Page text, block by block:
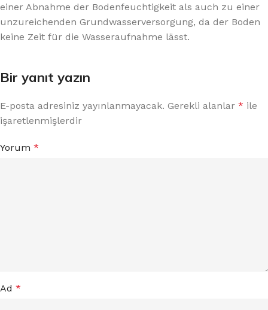
einer Abnahme der Bodenfeuchtigkeit als auch zu einer
unzureichenden Grundwasserversorgung, da der Boden
keine Zeit für die Wasseraufnahme lässt.
Bir yanıt yazın
E-posta adresiniz yayınlanmayacak. Gerekli alanlar * ile
işaretlenmişlerdir
Yorum *
Ad *